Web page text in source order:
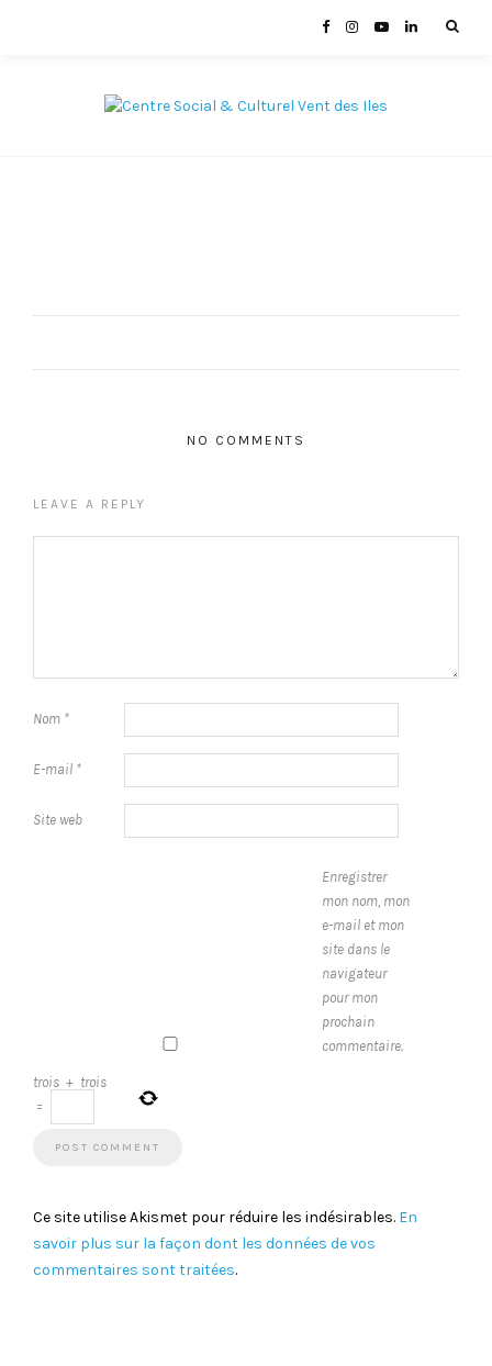
NO COMMENTS
LEAVE A REPLY
Nom *
E-mail *
Site web
Enregistrer
mon nom, mon
e-mail et mon
site dans le
navigateur
pour mon
prochain
commentaire.
trois + trois
=
Ce site utilise Akismet pour réduire les indésirables. En
savoir plus sur la façon dont les données de vos
commentaires sont traitées.